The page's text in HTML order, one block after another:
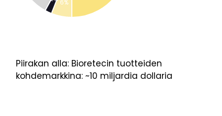
Piirakan alla: Bioretecin tuotteiden
kohdemarkkina: ~10 miljardia dollaria